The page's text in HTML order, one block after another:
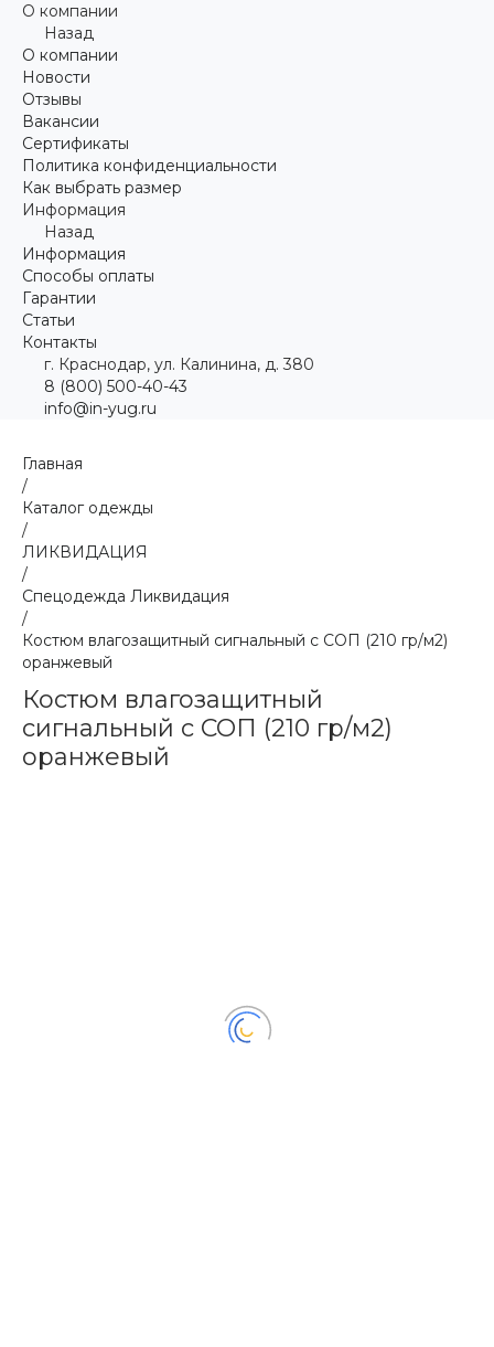
О компании
Назад
О компании
Новости
Отзывы
Вакансии
Сертификаты
Политика конфиденциальности
Как выбрать размер
Информация
Назад
Информация
Способы оплаты
Гарантии
Статьи
Контакты
г. Краснодар, ул. Калинина, д. 380
8 (800) 500-40-43
info@in-yug.ru
Главная
/
Каталог одежды
/
ЛИКВИДАЦИЯ
/
Спецодежда Ликвидация
/
Костюм влагозащитный сигнальный с СОП (210 гр/м2)
оранжевый
Костюм влагозащитный
сигнальный с СОП (210 гр/м2)
оранжевый